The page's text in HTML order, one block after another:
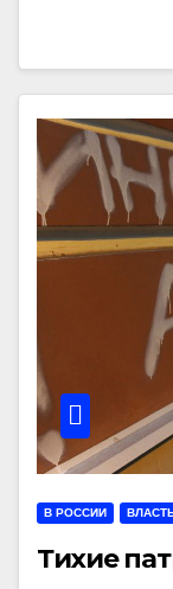
В РОССИИ
Тихие